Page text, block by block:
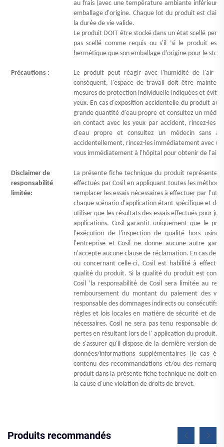
au frais (avec une température ambiante
emballage d'origine. Chaque lot du produit est
la durée de vie valide.
Le produit DOIT être stocké dans un état scellé
pas scellé comme requis ou s'il ’si le produit est
hermétique que son emballage d'origine pour le
Précautions :
Le produit peut réagir avec l'humidité de l'air
conséquent, l'espace de travail doit être
mesures de protection individuelle indiquées et
yeux. En cas d'exposition accidentelle du produit
grande quantité d'eau propre et consultez un
en contact avec les yeux par accident, rincez-les
d'eau propre et consultez un médecin sans
accidentellement, rincez-les immédiatement avec
vous immédiatement à l'hôpital pour obtenir de
Disclaimer de
responsabilité
limitée:
La présente fiche technique du produit représente
effectués par Cosil en appliquant toutes les
remplacer les essais nécessaires à effectuer par
chaque scénario d'application étant spécifique et
utiliser que les résultats des essais effectués pour
applications. Cosil garantit uniquement que le
l'exécution de l'inspection de qualité hors usine
l'entreprise et Cosil ne donne aucune autre
n'accepte aucune clause de réclamation. En cas de
ou concernant celle-ci, Cosil est habilité à
qualité du produit. Si la qualité du produit est
Cosil ’ la responsabilité de Cosil sera limitée au
remboursement du montant du paiement des
responsable des dommages indirects ou
règles et lois locales en matière de sécurité et de
nécessaires. Cosil ne sera pas tenu responsable
pertes en résultant lors de l' application du produit.
de s'assurer qu'il dispose de la dernière version de
données/informations supplémentaires (le cas
contenu des recommandations et/ou des
produit dans la présente fiche technique ne doit en
la cause d'une violation de droits de brevet.
Produits recommandés